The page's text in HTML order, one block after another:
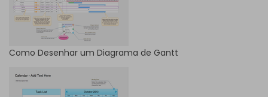
Como Desenhar um Diagrama de Gantt